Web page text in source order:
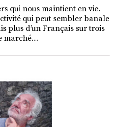
qui nous maintient en vie.
qui peut sembler banale
plus d’un Français sur trois
marché…